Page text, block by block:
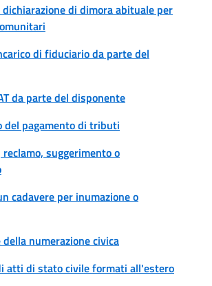
di dimora abituale per
di fiduciario da parte del
da parte del disponente
del pagamento di tributi
reclamo, suggerimento o
cadavere per inumazione o
numerazione civica
atti di stato civile formati all'estero